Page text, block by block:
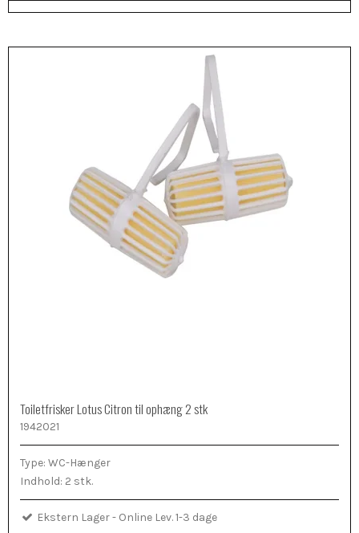
Toiletfrisker Lotus Citron til ophæng 2 stk
1942021
Type: WC-Hænger
Indhold: 2 stk.
Ekstern Lager - Online Lev. 1-3 dage